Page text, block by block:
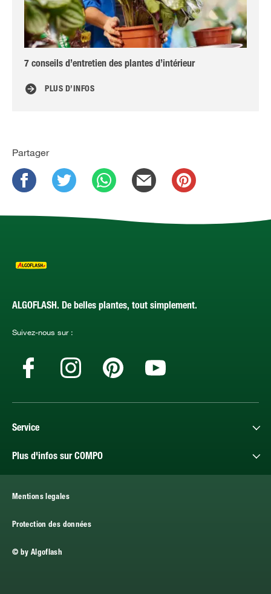
7 conseils d’entretien des plantes d’intérieur
PLUS D’INFOS
Partager
ALGOFLASH. De belles plantes, tout simplement.
Suivez-nous sur :
Service
Plus d'infos sur COMPO
Mentions legales
Protection des données
© by Algoflash